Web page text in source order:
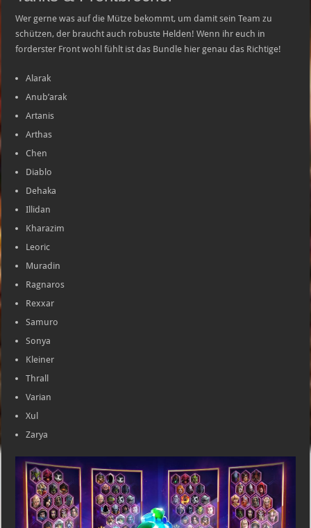
Wer gerne was auf die Mütze bekommt, um damit sein Team zu
schützen, der braucht auch robuste Helden! Wenn ihr euch in
forderster Front wohl fühlt ist das Bundle hier genau das Richtige!
Alarak
Anub’arak
Artanis
Arthas
Chen
Diablo
Dehaka
Illidan
Kharazim
Leoric
Muradin
Ragnaros
Rexxar
Samuro
Sonya
Kleiner
Thrall
Varian
Xul
Zarya